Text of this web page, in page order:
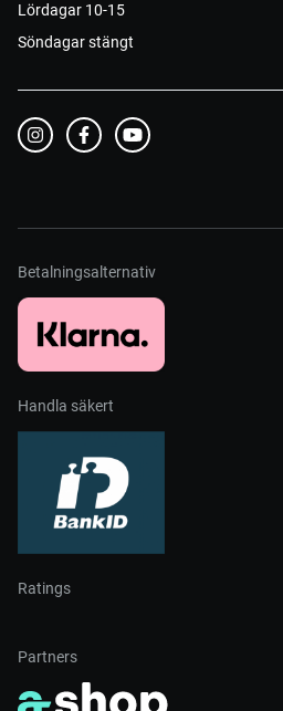
Lördagar 10-15
Söndagar stängt
Betalningsalternativ
Handla säkert
Ratings
Partners